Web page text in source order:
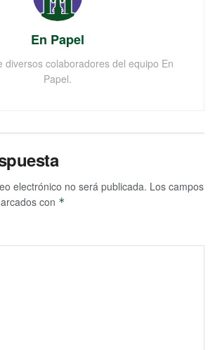
En Papel
diversos colaboradores del equipo En
Papel.
electrónico no será publicada. Los campos
con *